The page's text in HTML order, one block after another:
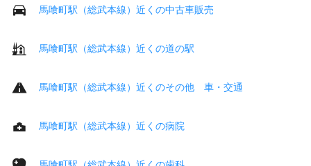
馬喰町駅（総武本線）近くの中古車販売
馬喰町駅（総武本線）近くの道の駅
馬喰町駅（総武本線）近くのその他 車・交通
馬喰町駅（総武本線）近くの病院